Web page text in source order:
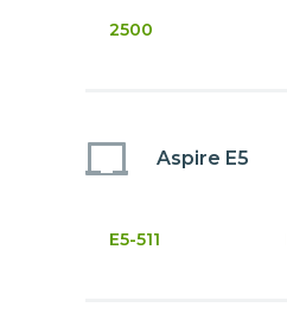
2500
Aspire E5
E5-511